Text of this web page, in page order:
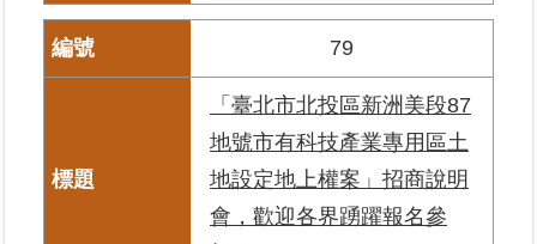
79
「臺北市北投區新洲美段87
地號市有科技產業專用區土
地設定地上權案」招商說明
會，歡迎各界踴躍報名參